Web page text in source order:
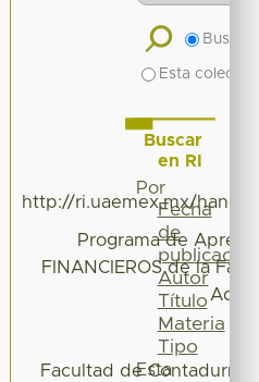
http://ri.uaemex.mx/
Programa de
FINANCIEROS de la
Facultad de Contaduría
Buscar
Esta
Buscar
en RI
Por
Fecha
de
publicación
Autor
Título
Materia
Tipo
Esta